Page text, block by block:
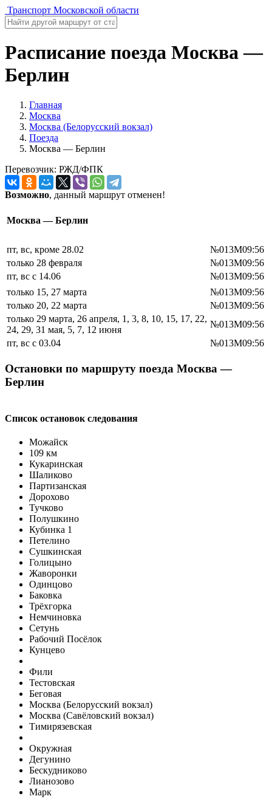
Транспорт Московской области
Расписание поезда Москва —
Берлин
Главная
Москва
Москва (Белорусский вокзал)
Поезда
Москва — Берлин
Перевозчик: РЖД/ФПК
Возможно, данный маршрут отменен!
Москва — Берлин
пт, вс, кроме 28.02 №013М09:56
только 28 февраля
№013М09:56
пт, вс с 14.06
№013М09:56
только 15, 27 марта
№013М09:56
только 20, 22 марта
№013М09:56
только 29 марта, 26 апреля, 1, 3, 8, 10, 15, 17, 22,
24, 29, 31 мая, 5, 7, 12 июня
№013М09:56
пт, вс с 03.04
№013М09:56
Остановки по маршруту поезда Москва —
Берлин
Список остановок следования
Можайск
109 км
Кукаринская
Шаликово
Партизанская
Дорохово
Тучково
Полушкино
Кубинка 1
Петелино
Сушкинская
Голицыно
Жаворонки
Одинцово
Баковка
Трёхгорка
Немчиновка
Сетунь
Рабочий Посёлок
Кунцево
Фили
Тестовская
Беговая
Москва (Белорусский вокзал)
Москва (Савёловский вокзал)
Тимирязевская
Окружная
Дегунино
Бескудниково
Лианозово
Марк